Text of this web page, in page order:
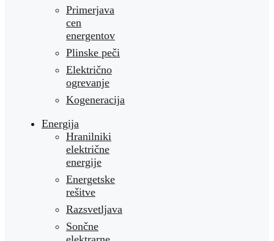
Primerjava
cen
energentov
Plinske peči
Električno
ogrevanje
Kogeneracija
Energija
Hranilniki
električne
energije
Energetske
rešitve
Razsvetljava
Sončne